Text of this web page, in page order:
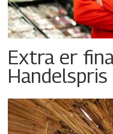
Extra er